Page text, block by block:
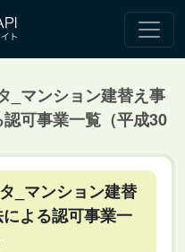
_マンション建替え事
可事業一覧（平成30
_マンション建替
よる認可事業一